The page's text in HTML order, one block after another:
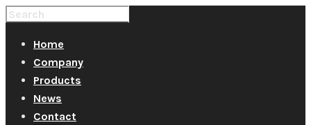
Home
Company
Products
News
Contact